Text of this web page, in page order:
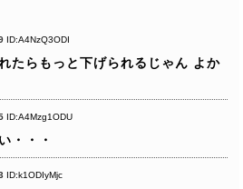
ID:A4NzQ3ODI
たらもっと下げられるじゃん よか
ID:A4Mzg1ODU
・・・
ID:k1ODIyMjc